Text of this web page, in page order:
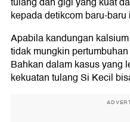
kepada detikcom baru-baru
Apabila kandungan
tidak mungkin
Bahkan dalam kasus yang
kekuatan tulang Si Kecil